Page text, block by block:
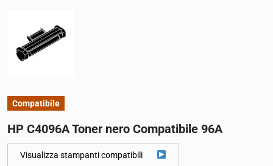
Compatibile
HP C4096A Toner nero Compatibile 96A
Visualizza stampanti compatibili